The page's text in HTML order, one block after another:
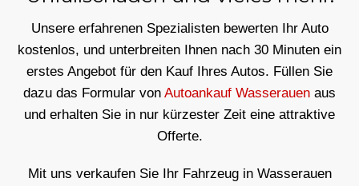
Unsere erfahrenen Spezialisten bewerten Ihr Auto
kostenlos, und unterbreiten Ihnen nach 30 Minuten ein
erstes Angebot für den Kauf Ihres Autos. Füllen Sie
dazu das Formular von Autoankauf Wasserauen aus
und erhalten Sie in nur kürzester Zeit eine attraktive
Offerte.
Mit uns verkaufen Sie Ihr Fahrzeug in Wasserauen